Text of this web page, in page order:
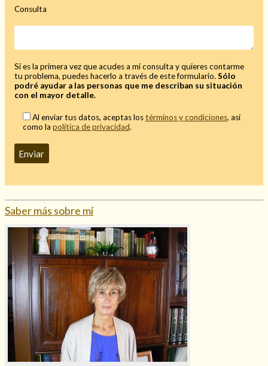
Consulta
Si es la primera vez que acudes a mi consulta y quieres contarme
tu problema, puedes hacerlo a través de este formulario.Sólo
podré ayudar a las personas que me describan su situación
con el mayor detalle.
Al enviar tus datos, aceptas lostérminos y condiciones, así
como la política de privacidad.
Saber más sobre mí